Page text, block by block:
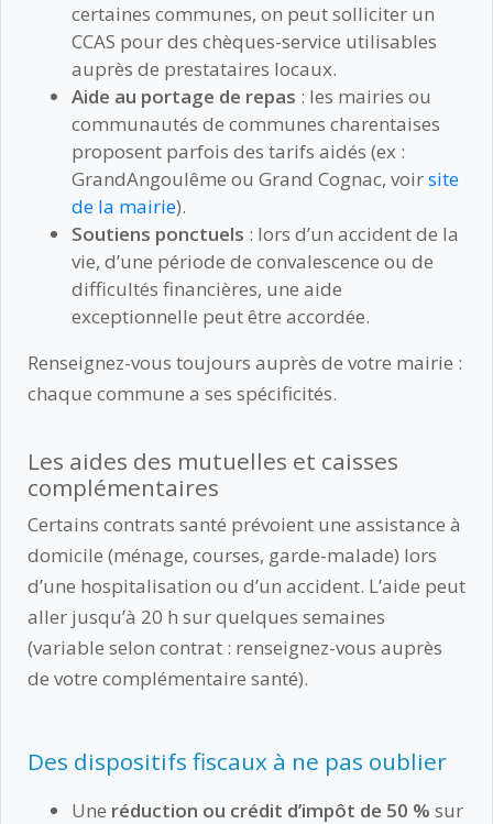
certaines communes, on peut solliciter un
CCAS pour des chèques-service utilisables
auprès de prestataires locaux.
Aide au portage de repas : les mairies ou
communautés de communes charentaises
proposent parfois des tarifs aidés (ex :
GrandAngoulême ou Grand Cognac, voirsite
de la mairie).
Soutiens ponctuels : lors d’un accident de la
vie, d’une période de convalescence ou de
difficultés financières, une aide
exceptionnelle peut être accordée.
Renseignez-vous toujours auprès de votre mairie :
chaque commune a ses spécificités.
Les aides des mutuelles et caisses
complémentaires
Certains contrats santé prévoient une assistance à
domicile (ménage, courses, garde-malade) lors
d’une hospitalisation ou d’un accident. L’aide peut
aller jusqu’à 20 h sur quelques semaines
(variable selon contrat : renseignez-vous auprès
de votre complémentaire santé).
Des dispositifs fiscaux à ne pas oublier
Une réduction ou crédit d’impôt de 50 % sur